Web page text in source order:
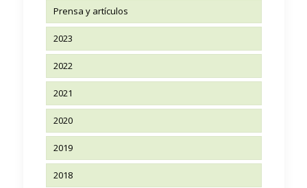
Prensa y artículos
2023
2022
2021
2020
2019
2018